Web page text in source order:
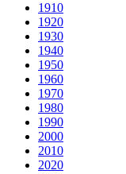
1910
1920
1930
1940
1950
1960
1970
1980
1990
2000
2010
2020